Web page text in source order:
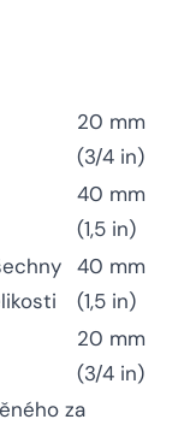
20 mm
(3/4 in)
40 mm
(1,5 in)
40 mm
(1,5 in)
20 mm
(3/4 in)
za